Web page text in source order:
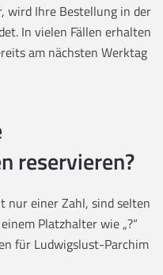
wird Ihre Bestellung in der
In vielen Fällen erhalten
am nächsten Werktag
reservieren?
nur einer Zahl, sind selten
Platzhalter wie „?“
für Ludwigslust-Parchim